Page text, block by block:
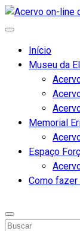
Início
Museu da
Memorial
Espaço
Como